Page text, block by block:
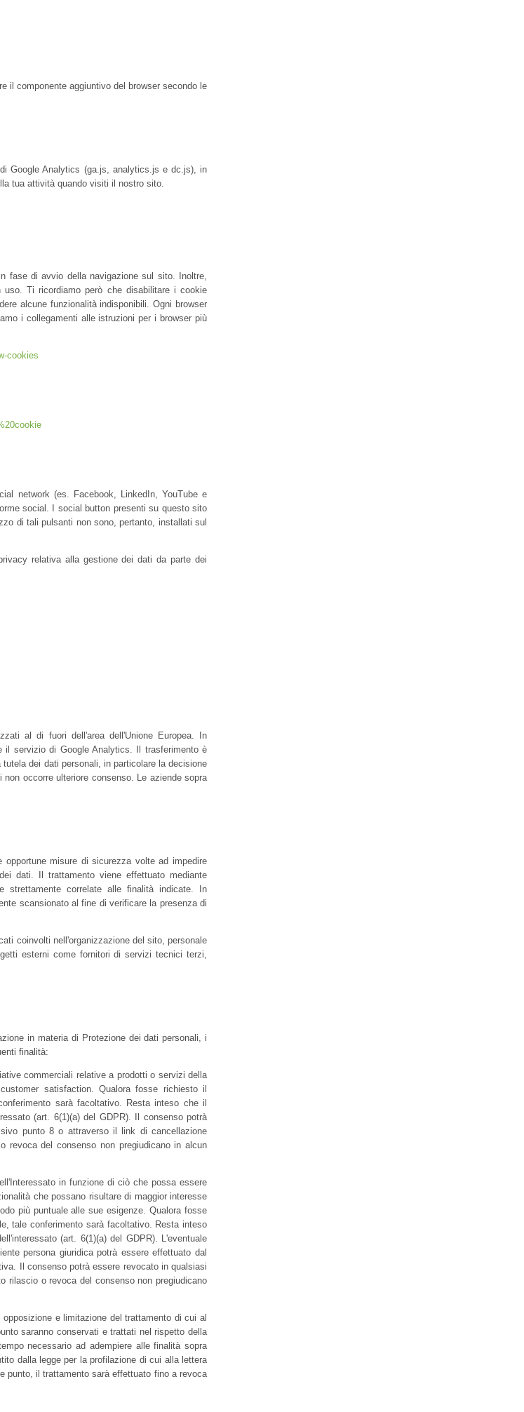
il componente aggiuntivo del browser secondo le
Google Analytics (ga.js, analytics.js e dc.js), in
tua attività quando visiti il nostro sito.
fase di avvio della navigazione sul sito. Inoltre,
Ti ricordiamo però che disabilitare i cookie
alcune funzionalità indisponibili. Ogni browser
i collegamenti alle istruzioni per i browser più
cookies
network (es. Facebook, LinkedIn, YouTube e
social. I social button presenti su questo sito
di tali pulsanti non sono, pertanto, installati sul
relativa alla gestione dei dati da parte dei
al di fuori dell'area dell'Unione Europea. In
il servizio di Google Analytics. Il trasferimento è
dei dati personali, in particolare la decisione
occorre ulteriore consenso. Le aziende sopra
misure di sicurezza volte ad impedire
dati. Il trattamento viene effettuato mediante
strettamente correlate alle finalità indicate. In
scansionato al fine di verificare la presenza di
coinvolti nell'organizzazione del sito, personale
esterni come fornitori di servizi tecnici terzi,
in materia di Protezione dei dati personali, i
finalità:
commerciali relative a prodotti o servizi della
satisfaction. Qualora fosse richiesto il
sarà facoltativo. Resta inteso che il
(art. 6(1)(a) del GDPR). Il consenso potrà
punto 8 o attraverso il link di cancellazione
revoca del consenso non pregiudicano in alcun
in funzione di ciò che possa essere
che possano risultare di maggior interesse
più puntuale alle sue esigenze. Qualora fosse
tale conferimento sarà facoltativo. Resta inteso
(art. 6(1)(a) del GDPR). L'eventuale
persona giuridica potrà essere effettuato dal
Il consenso potrà essere revocato in qualsiasi
rilascio o revoca del consenso non pregiudicano
e limitazione del trattamento di cui al
saranno conservati e trattati nel rispetto della
necessario ad adempiere alle finalità sopra
dalla legge per la profilazione di cui alla lettera
punto, il trattamento sarà effettuato fino a revoca